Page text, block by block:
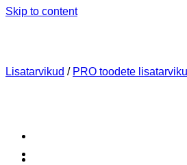
Skip to content
Lisatarvikud / PRO toodete